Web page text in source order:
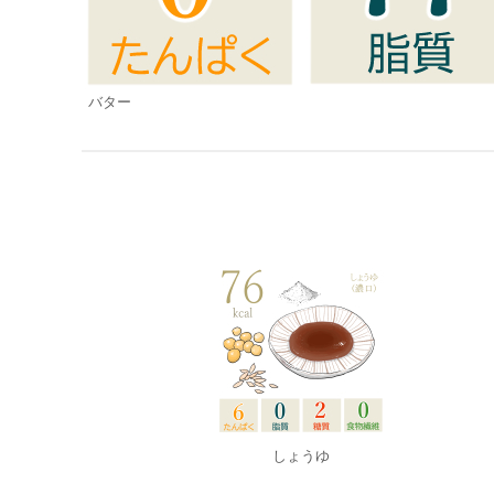
バター
しょうゆ